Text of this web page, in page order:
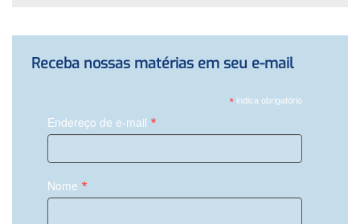
Receba nossas matérias em seu e-mail
*indica obrigatório
Endereço de e-mail *
Nome *